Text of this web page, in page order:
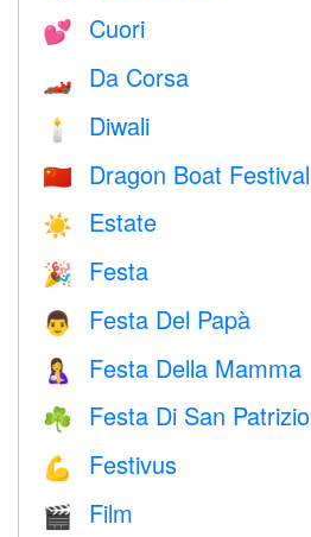
💕 Cuori
🏎 Da Corsa
🕯 Diwali
🇨🇳 Dragon Boat Festival
☀️ Estate
🎉 Festa
👨 Festa Del Papà
🤱 Festa Della Mamma
☘️ Festa Di San Patrizio
💪 Festivus
🎬 Film